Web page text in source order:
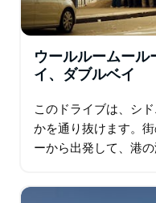
ウールルームール
イ、ダブルベイ
このドライブは、シ
かを通り抜けます。
ーから出発して、港
ダーリングポイント